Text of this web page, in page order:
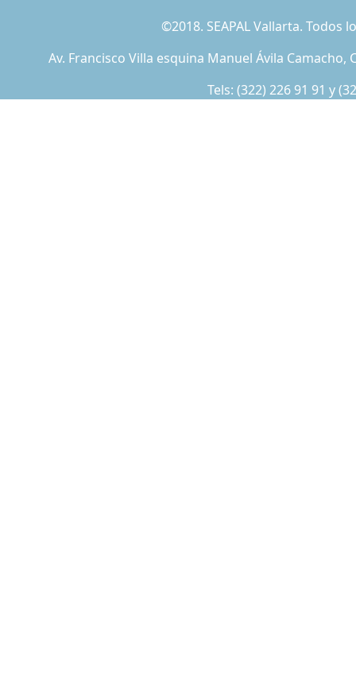
©2018. SEAPAL Vallarta. Todos
Av. Francisco Villa esquina Manuel Ávila Camacho,
Tels: (322) 226 91 91 y